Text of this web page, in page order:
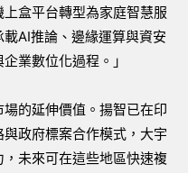
盒平台轉型為家庭智慧服
AI推論、邊緣運算與資安
業數位化過程。」
場的延伸價值。揚智已在印
政府標案合作模式，大宇
未來可在這些地區快速複